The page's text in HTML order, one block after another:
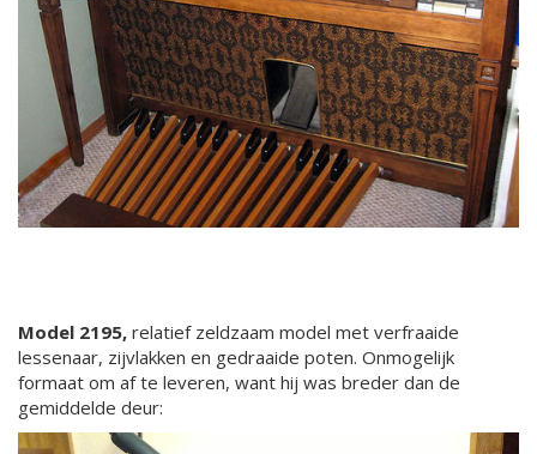
Model 2195, relatief zeldzaam model met verfraaide
lessenaar, zijvlakken en gedraaide poten. Onmogelijk
formaat om af te leveren, want hij was breder dan de
gemiddelde deur: